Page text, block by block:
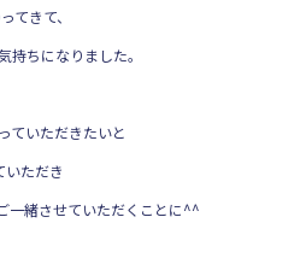
てきて、
持ちになりました。
ていただきたいと
いただき
一緒させていただくことに^^